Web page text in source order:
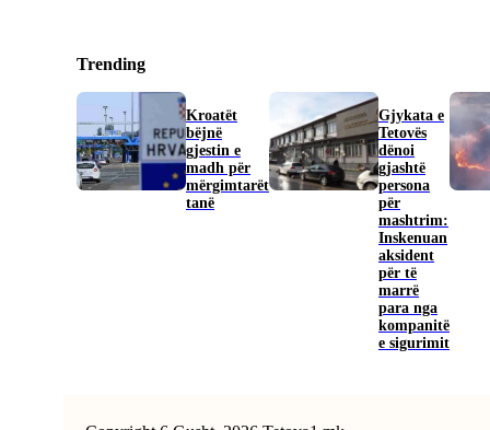
Trending
Kroatët
bëjnë
gjestin e
madh për
mërgimtarët
tanë
Gjykata e
Tetovës
dënoi
gjashtë
persona
për
mashtrim:
Inskenuan
aksident
për të
marrë
para nga
kompanitë
e sigurimit